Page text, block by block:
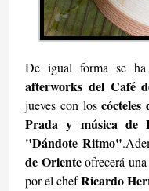
De igual forma se ha
afterworks del Café
jueves con los
Prada y música de
"Dándote Ritmo"
de Orienteofrecerá
por el chefRicardo